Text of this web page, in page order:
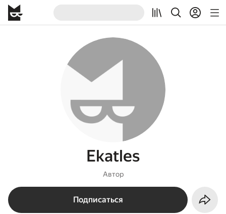
Ekatles
Автор
Подписаться